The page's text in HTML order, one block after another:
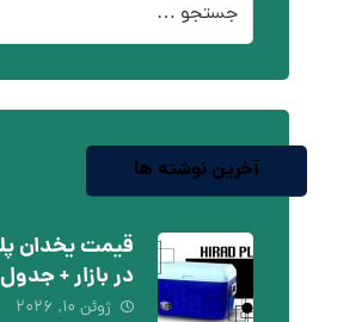
آخرین نوشته ها
در بازار + جدول
ژوئن ۱۰, ۲۰۲۶